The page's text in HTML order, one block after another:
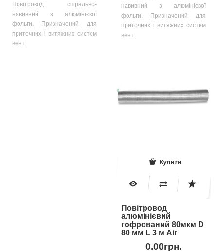
Повітровод спірально-
навивний з алюмінієвої
фольги. Призначений для
приточних і витяжних систем
вент..
навивний з алюмінієвої
фольги. Призначений для
приточних і витяжних систем
вент..
Купити
Повітровод
алюмінієвий
гофрований 80мкм D
80 мм L 3 м Air
0.00грн.